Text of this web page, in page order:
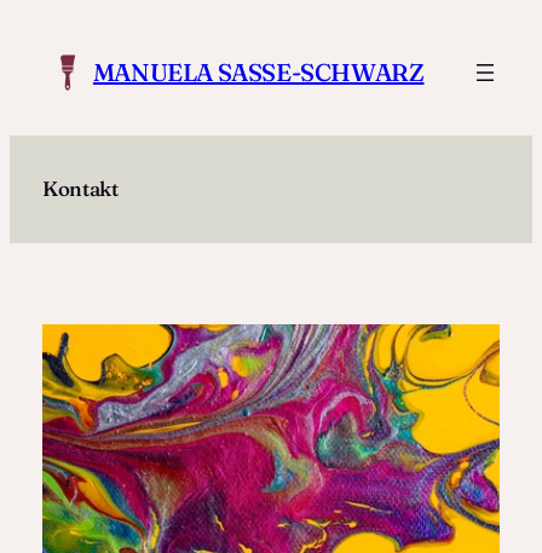
springen
MANUELA SASSE-SCHWARZ
Kontakt